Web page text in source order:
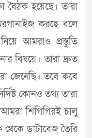
বৈঠক হয়েছে। তারা
করছে বলে
আমরাও প্রস্তুতি
বিষয়ে। তারা দ্রুত
জেনেছি। তবে কবে
কোনও তথ্য তারা
শিগিগিরই চালু
ডাটাবেজ তৈরি